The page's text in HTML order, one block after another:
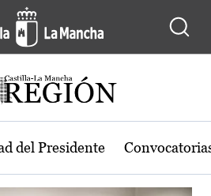
región de Castilla-
del Presidente